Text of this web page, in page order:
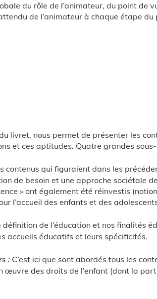
du rôle de l’animateur, du point de
de l’animateur à chaque étape du
livret, nous permet de présenter les
et ces aptitudes. Quatre grandes
contenus qui figuraient dans les
de besoin et une approche sociétale
» ont également été réinvestis
l’accueil des enfants et des
de l’éducation et nos finalités
accueils éducatifs et leurs spécificités.
: C’est ici que sont abordés tous les
œuvre des droits de l’enfant (dont la